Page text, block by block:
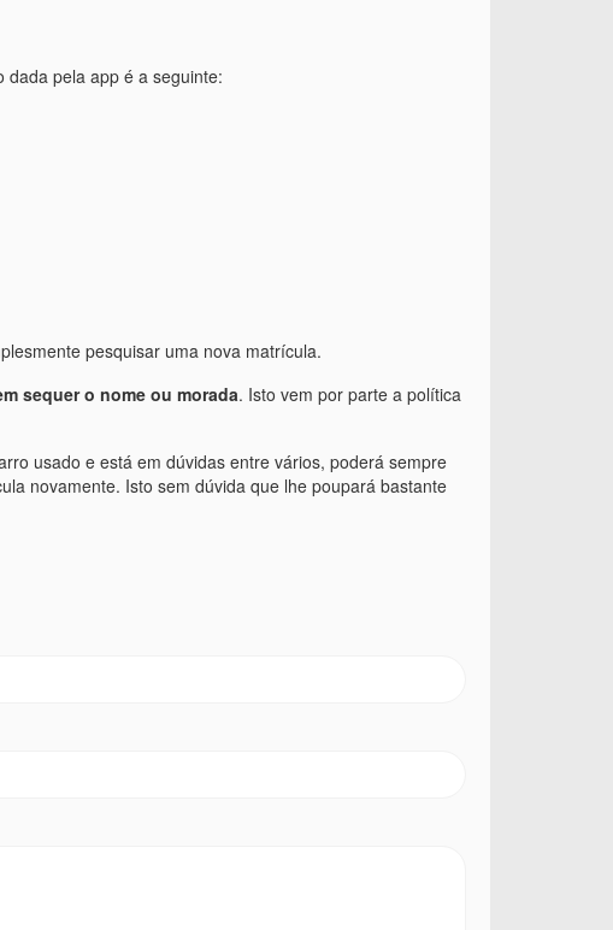
pela app é a seguinte:
pesquisar uma nova matrícula.
sequer o nome ou morada. Isto vem por parte a política
usado e está em dúvidas entre vários, poderá sempre
novamente. Isto sem dúvida que lhe poupará bastante